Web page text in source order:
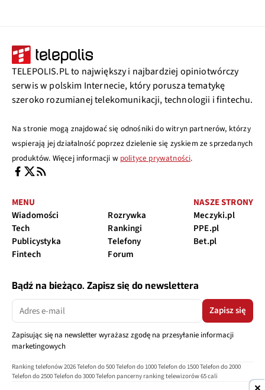
TELEPOLIS.PL to największy i najbardziej opiniotwórczy
serwis w polskim Internecie, który porusza tematykę
szeroko rozumianej telekomunikacji, technologii i fintechu.
Na stronie mogą znajdować się odnośniki do witryn partnerów, którzy
wspierają jej działalność poprzez dzielenie się zyskiem ze sprzedanych
produktów. Więcej informacji w polityce prywatności.
MENU
Wiadomości
Tech
Publicystyka
Fintech
Rozrywka
Rankingi
Telefony
Forum
NASZE STRONY
Meczyki.pl
PPE.pl
Bet.pl
Bądź na bieżąco. Zapisz się do newslettera
Zapisz się
Zapisując się na newsletter wyrażasz zgodę na przesyłanie informacji
marketingowych
Ranking telefonów 2026Telefon do 500Telefon do 1000Telefon do 1500Telefon do 2000
Telefon do 2500Telefon do 3000Telefon pancerny ranking telewizorów 65 cali